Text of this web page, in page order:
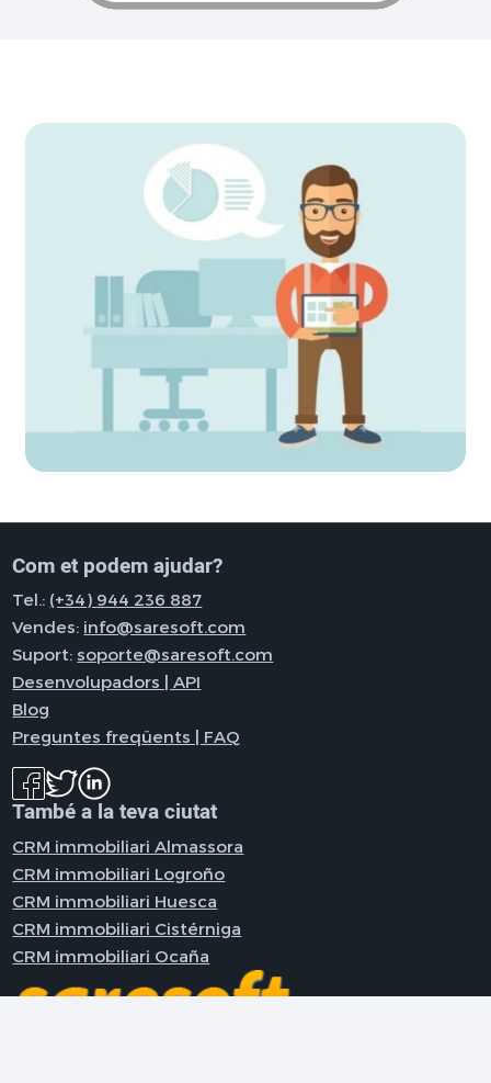
Com et podem ajudar?
Tel.: (+34) 944 236 887
Vendes: info@saresoft.com
Suport:soporte@saresoft.com
Desenvolupadors | API
Blog
Preguntes freqüents | FAQ
També a la teva ciutat
CRM immobiliari Almassora
CRM immobiliari Logroño
CRM immobiliari Huesca
CRM immobiliari Cistérniga
CRM immobiliari Ocaña